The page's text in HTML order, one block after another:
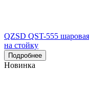
QZSD QST-555
на стойку
Подробнее
Новинка